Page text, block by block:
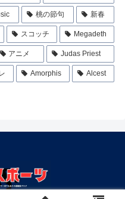
桃の節句 新春
スコッチ Megadeth
アニメ Judas Priest
Amorphis Alcest